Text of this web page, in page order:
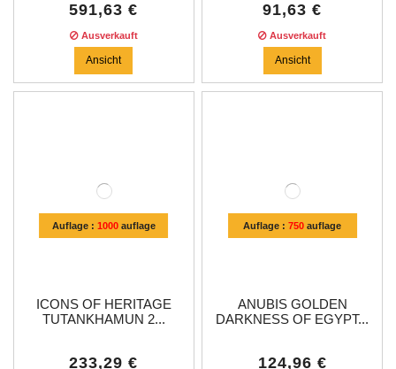
591,63 €
Ausverkauft
Ansicht
91,63 €
Ausverkauft
Ansicht
Auflage : 1000auflage
ICONS OF HERITAGE
TUTANKHAMUN 2...
233,29 €
Auflage :750 auflage
ANUBIS GOLDEN
DARKNESS OF EGYPT...
124,96 €